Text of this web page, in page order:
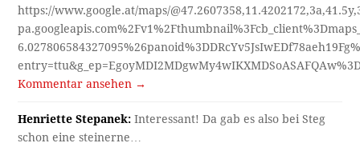
https://www.google.at/maps/
Kommentar ansehen →
Henriette Stepanek: Interessant! Da gab es also bei Steg
schon eine steinerne…